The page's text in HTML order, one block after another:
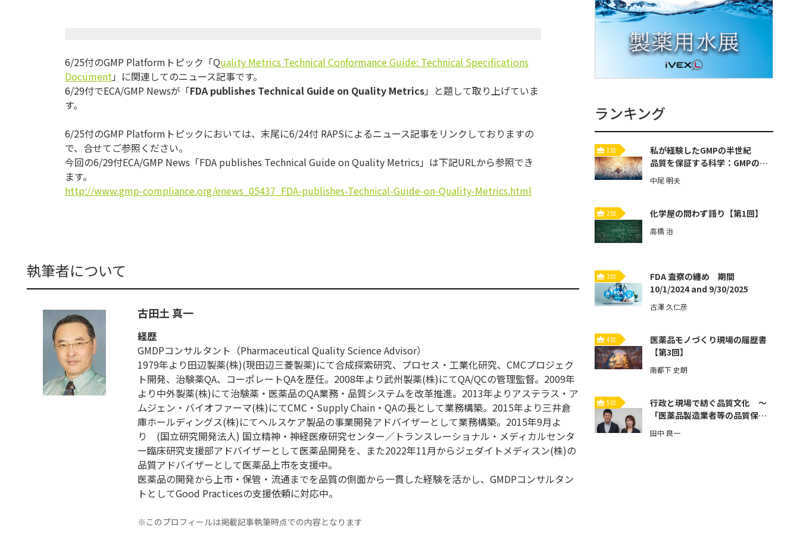
6/25付のGMP Platformトピック「Quality Metrics Technical Conformance Guide: Technical Specifications
Document」に関連してのニュース記事です。
6/29付でECA/GMP Newsが「FDA publishes Technical Guide on Quality Metrics」と題して取り上げていま
す。
6/25付のGMP Platformトピックにおいては、末尾に6/24付 RAPSによるニュース記事をリンクしておりますの
で、合せてご参照ください。
今回の6/29付ECA/GMP News「FDA publishes Technical Guide on Quality Metrics」は下記URLから参照でき
ます。
http://www.gmp-compliance.org/enews_05437_FDA-publishes-Technical-Guide-on-Quality-Metrics.html
執筆者について
古田土 真一
経歴
GMDPコンサルタント（Pharmaceutical Quality Science Advisor）
1979年より田辺製薬(株)(現田辺三菱製薬)にて合成探索研究、プロセス・工業化研究、CMCプロジェク
ト開発、治験薬QA、コーポレートQAを歴任。2008年より武州製薬(株)にてQA/QCの管理監督。2009年
より中外製薬(株)にて治験薬・医薬品のQA業務・品質システムを改革推進。2013年よりアステラス・ア
ムジェン・バイオファーマ(株)にてCMC・Supply Chain・QAの長として業務構築。2015年より三井倉
庫ホールディングス(株)にてヘルスケア製品の事業開発アドバイザーとして業務構築。2015年9月よ
り (国立研究開発法人) 国立精神・神経医療研究センター／トランスレーショナル・メディカルセンタ
ー臨床研究支援部アドバイザーとして医薬品開発を、また2022年11月からジェダイトメディスン(株)の
品質アドバイザーとして医薬品上市を支援中。
医薬品の開発から上市・保管・流通までを品質の側面から一貫した経験を活かし、GMDPコンサルタン
トとしてGood Practicesの支援依頼に対応中。
※このプロフィールは掲載記事執筆時点での内容となります
ランキング
1位
私が経験したGMPの半世紀
品質を保証する科学：GMPの歴
史と本質【第3回】
中尾 明夫
2位 化学屋の問わず語り【第1回】
高橋 治
3位
FDA 査察の纏め 期間
10/1/2024 and 9/30/2025
古澤 久仁彦
4位
医薬品モノづくり現場の履歴書
【第3回】
南都下 史朗
5位
行政と現場で紡ぐ品質文化 ～
「医薬品製造業者等の品質保証
体制強化」とその先へ～【第3
回】
田中 良一